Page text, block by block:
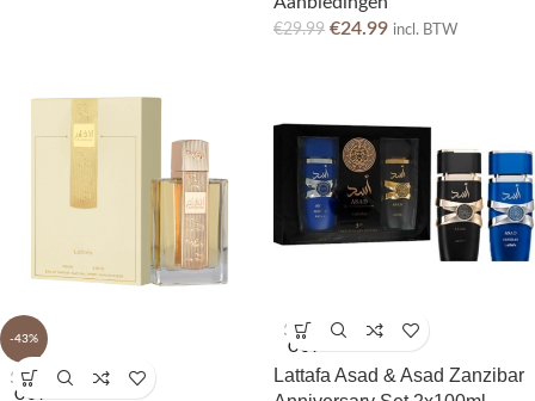
€29.99 €24.99 incl. BTW
-43%
SOLD
OUT
SOLD
OUT
Lattafa Asad & Asad Zanzibar